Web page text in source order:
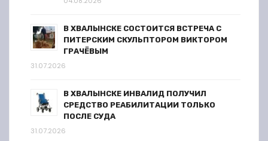
В ХВАЛЫНСКЕ СОСТОИТСЯ ВСТРЕЧА С
ПИТЕРСКИМ СКУЛЬПТОРОМ ВИКТОРОМ
ГРАЧЁВЫМ
31.07.2026
В ХВАЛЫНСКЕ ИНВАЛИД ПОЛУЧИЛ
СРЕДСТВО РЕАБИЛИТАЦИИ ТОЛЬКО
ПОСЛЕ СУДА
31.07.2026